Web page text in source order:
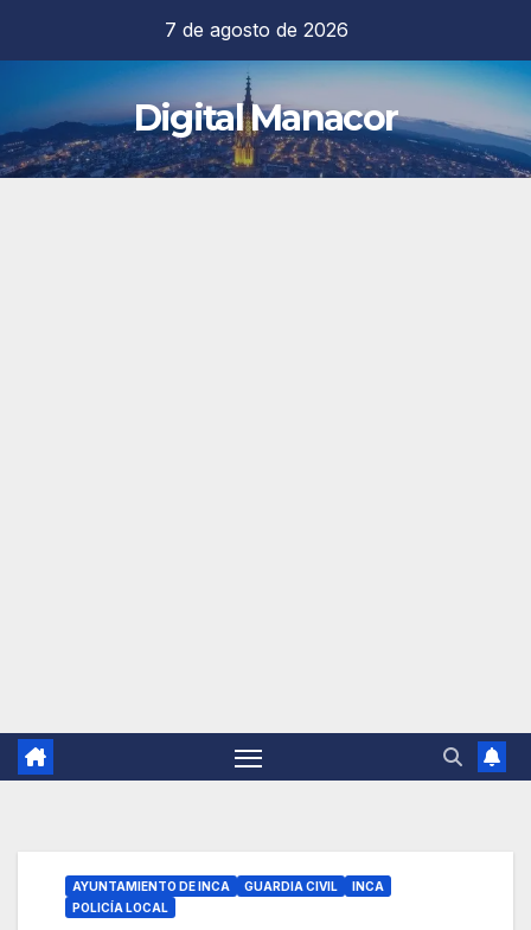
contenido
7 de agosto de 2026
Digital Manacor
AYUNTAMIENTO DE INCA GUARDIA CIVIL
INCA
POLICÍA LOCAL